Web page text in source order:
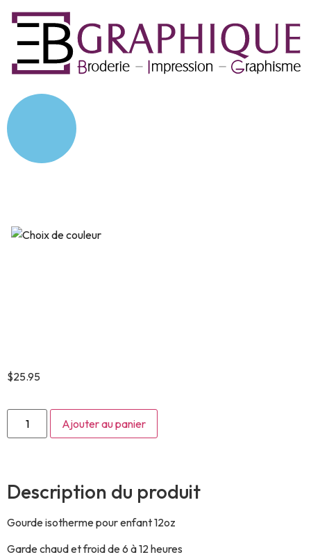
$25.95
Ajouter au panier
Description du produit
Gourde isotherme pour enfant 12oz
Garde chaud et froid de 6 à 12 heures